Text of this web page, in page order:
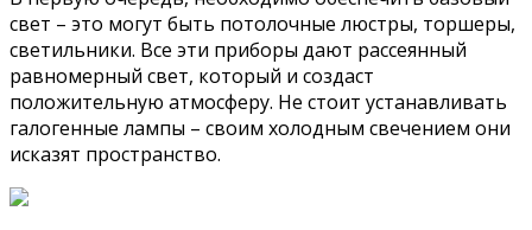
свет – это могут быть потолочные люстры, торшеры,
светильники. Все эти приборы дают рассеянный
равномерный свет, который и создаст
положительную атмосферу. Не стоит устанавливать
галогенные лампы – своим холодным свечением они
исказят пространство.